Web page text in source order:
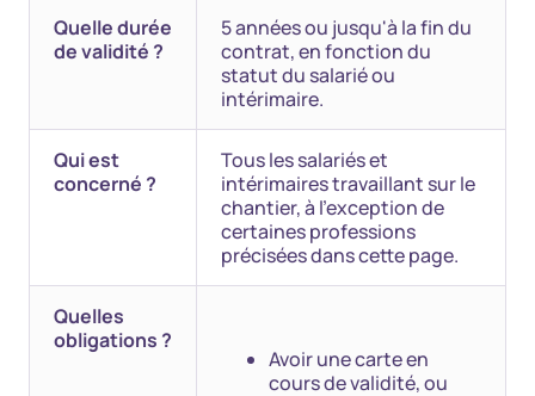
Quelle durée
de validité ?
5 années ou jusqu'à la fin du
contrat, en fonction du
statut du salarié ou
intérimaire.
Qui est
concerné ?
Tous les salariés et
intérimaires travaillant sur le
chantier, à l'exception de
certaines professions
précisées dans cette page.
Quelles
obligations ?
Avoir une carte en
cours de validité, ou